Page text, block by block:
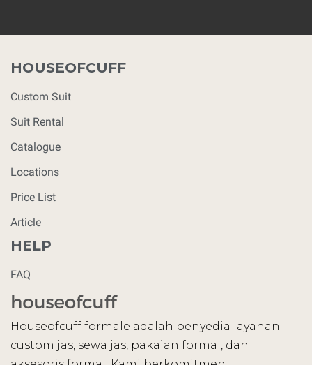
HOUSEOFCUFF
Custom Suit
Suit Rental
Catalogue
Locations
Price List
Article
HELP
FAQ
Houseofcuff formale adalah penyedia layanan
custom jas, sewa jas, pakaian formal, dan